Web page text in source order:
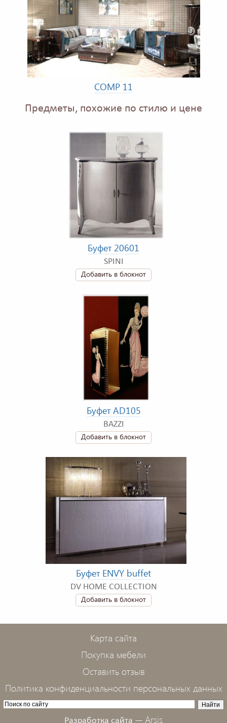
COMP 11
Предметы, похожие по стилю и цене
Буфет 20601
SPINI
Добавить в блокнот
Буфет AD105
BAZZI
Добавить в блокнот
Буфет ENVY buffet
DV HOME COLLECTION
Добавить в блокнот
Карта сайта
Покупка мебели
Оставить отзыв
Политика конфиденциальности персональных данных
Разработка сайта — Arsis